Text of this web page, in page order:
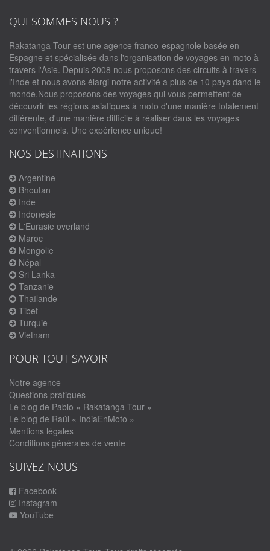
QUI SOMMES NOUS ?
Rakatanga Tour est une agence franco-espagnole basée en
Espagne et spécialisée dans l'organisation de voyages en moto à
travers l'Asie. Depuis 2008 nous proposons des circuits à travers
l'Inde et nous avons élargi notre activité a plus de 10 pays dand le
monde.Nous proposons des voyages qui vous permettent de
découvrir les régions asiatiques à moto d'une manière totalement
différente, d'une manière difficile à réaliser dans les voyages
conventionnels. Une expérience unique!
NOS DESTINATIONS
Argentine
Bhoutan
Inde
Indonésie
L'Eurasie overland
Maroc
Mongolie
Népal
Sri Lanka
Tanzanie
Thaïlande
Tibet
Turquie
Vietnam
POUR TOUT SAVOIR
Notre agence
Questions pratiques
Le blog de Pablo « Rakatanga Tour »
Le blog de Raúl « IndiaEnMoto »
Mentions légales
Conditions générales de vente
SUIVEZ-NOUS
Facebook
Instagram
YouTube